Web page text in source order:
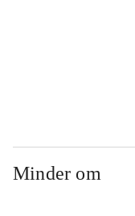
Minder om